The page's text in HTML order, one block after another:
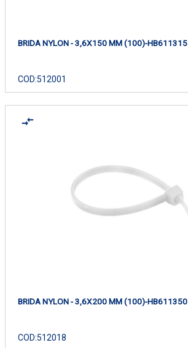
BRIDA NYLON - 3,6X150 MM (100)-HB611315
COD:512001
BRIDA NYLON - 3,6X200 MM (100)-HB611350
COD:512018